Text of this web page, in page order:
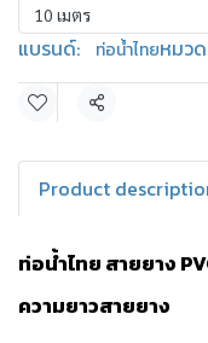
10 เมตร
แบรนด์: ท่อน้ำไทยหมว
แชร์
Product
ท่อน้ำไทย สายยาง
ความยาวสายยาง